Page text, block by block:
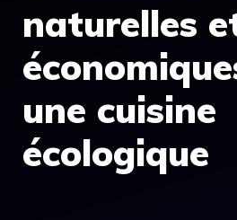
naturelles
une cuisine
écologique